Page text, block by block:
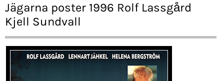
Jägarna poster 1996 Rolf Lassgård
Kjell Sundvall